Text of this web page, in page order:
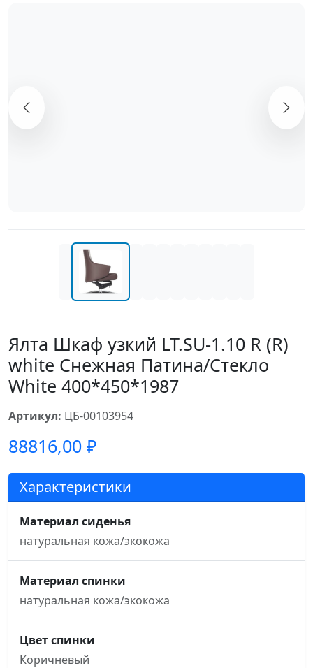
Ялта Шкаф узкий LT.SU-1.10 R (R)
white Снежная Патина/Стекло
White 400*450*1987
Артикул: ЦБ-00103954
88816,00 ₽
Характеристики
Материал сиденья
натуральная кожа/экокожа
Материал спинки
натуральная кожа/экокожа
Цвет спинки
Коричневый